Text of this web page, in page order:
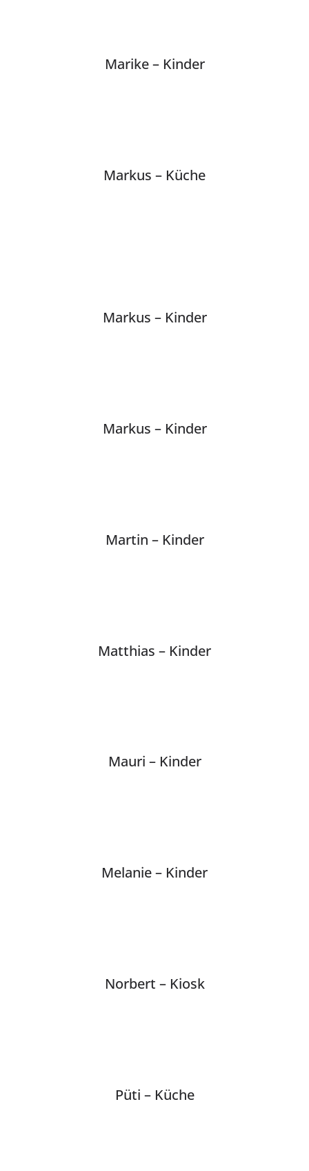
Marike – Kinder
Markus – Küche
Markus – Kinder
Markus – Kinder
Martin – Kinder
Matthias – Kinder
Mauri – Kinder
Melanie – Kinder
Norbert – Kiosk
Püti – Küche